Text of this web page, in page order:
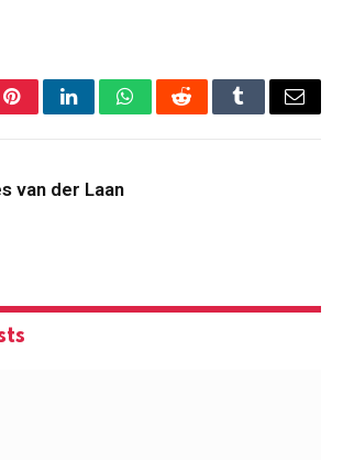
PinterestLinkedInWhatsAppRedditTumblrEmail
van der Laan